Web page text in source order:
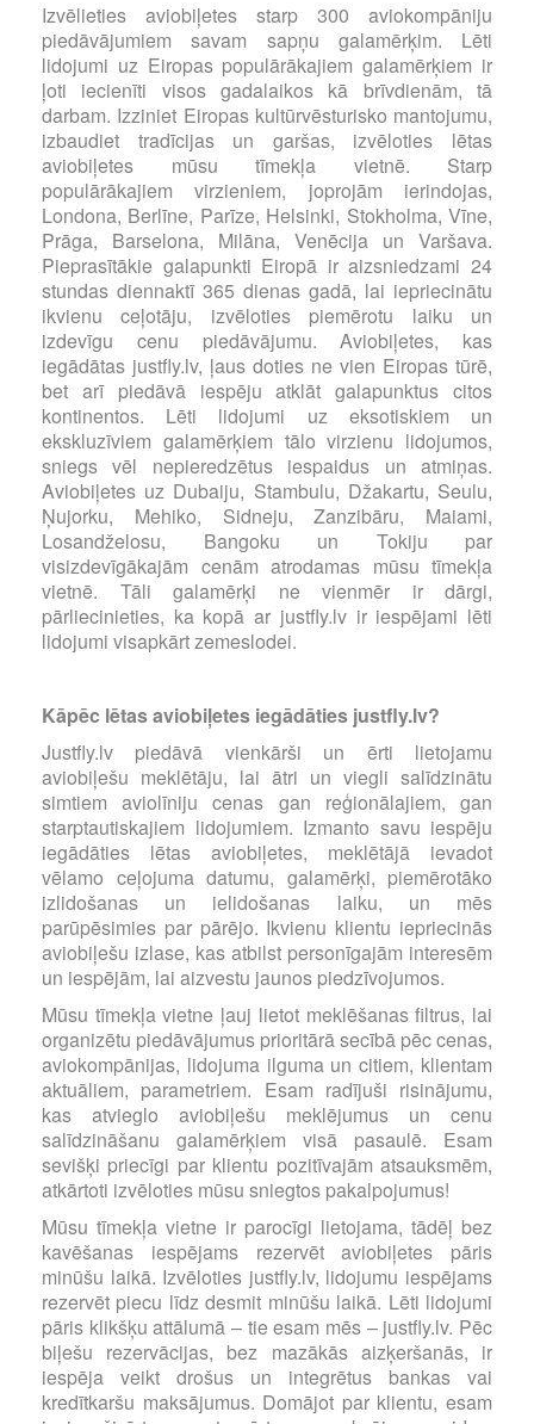
Izvēlieties aviobiļetes starp 300 aviokompāniju
piedāvājumiem savam sapņu galamērķim. Lēti
lidojumi uz Eiropas populārākajiem galamērķiem ir
ļoti iecienīti visos gadalaikos kā brīvdienām, tā
darbam. Izziniet Eiropas kultūrvēsturisko mantojumu,
izbaudiet tradīcijas un garšas, izvēloties lētas
aviobiļetes mūsu tīmekļa vietnē. Starp
populārākajiem virzieniem, joprojām ierindojas,
Londona, Berlīne, Parīze, Helsinki, Stokholma, Vīne,
Prāga, Barselona, Milāna, Venēcija un Varšava.
Pieprasītākie galapunkti Eiropā ir aizsniedzami 24
stundas diennaktī 365 dienas gadā, lai iepriecinātu
ikvienu ceļotāju, izvēloties piemērotu laiku un
izdevīgu cenu piedāvājumu. Aviobiļetes, kas
iegādātas justfly.lv, ļaus doties ne vien Eiropas tūrē,
bet arī piedāvā iespēju atklāt galapunktus citos
kontinentos. Lēti lidojumi uz eksotiskiem un
ekskluzīviem galamērķiem tālo virzienu lidojumos,
sniegs vēl nepieredzētus iespaidus un atmiņas.
Aviobiļetes uz Dubaiju, Stambulu, Džakartu, Seulu,
Ņujorku, Mehiko, Sidneju, Zanzibāru, Maiami,
Losandželosu, Bangoku un Tokiju par
visizdevīgākajām cenām atrodamas mūsu tīmekļa
vietnē. Tāli galamērķi ne vienmēr ir dārgi,
pārliecinieties, ka kopā ar justfly.lv ir iespējami lēti
lidojumi visapkārt zemeslodei.
Kāpēc lētas aviobiļetes iegādāties justfly.lv?
Justfly.lv piedāvā vienkārši un ērti lietojamu
aviobiļešu meklētāju, lai ātri un viegli salīdzinātu
simtiem aviolīniju cenas gan reģionālajiem, gan
starptautiskajiem lidojumiem. Izmanto savu iespēju
iegādāties lētas aviobiļetes, meklētājā ievadot
vēlamo ceļojuma datumu, galamērķi, piemērotāko
izlidošanas un ielidošanas laiku, un mēs
parūpēsimies par pārējo. Ikvienu klientu iepriecinās
aviobiļešu izlase, kas atbilst personīgajām interesēm
un iespējām, lai aizvestu jaunos piedzīvojumos.
Mūsu tīmekļa vietne ļauj lietot meklēšanas filtrus, lai
organizētu piedāvājumus prioritārā secībā pēc cenas,
aviokompānijas, lidojuma ilguma un citiem, klientam
aktuāliem, parametriem. Esam radījuši risinājumu,
kas atvieglo aviobiļešu meklējumus un cenu
salīdzināšanu galamērķiem visā pasaulē. Esam
sevišķi priecīgi par klientu pozitīvajām atsauksmēm,
atkārtoti izvēloties mūsu sniegtos pakalpojumus!
Mūsu tīmekļa vietne ir parocīgi lietojama, tādēļ bez
kavēšanas iespējams rezervēt aviobiļetes pāris
minūšu laikā. Izvēloties justfly.lv, lidojumu iespējams
rezervēt piecu līdz desmit minūšu laikā. Lēti lidojumi
pāris klikšķu attālumā – tie esam mēs – justfly.lv. Pēc
biļešu rezervācijas, bez mazākās aizķeršanās, ir
iespēja veikt drošus un integrētus bankas vai
kredītkaršu maksājumus. Domājot par klientu, esam